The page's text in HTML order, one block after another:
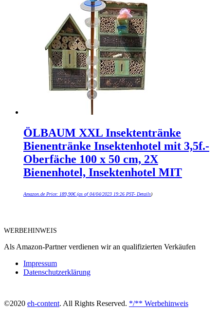
ÖLBAUM XXL Insektentränke
Bienentränke Insektenhotel mit 3,5f.-
Oberfäche 100 x 50 cm, 2X
Bienenhotel, Insektenhotel MIT
Amazon.de Price: 189,90€(as of 04/04/2023 19:26 PST- Details)
WERBEHINWEIS
Als Amazon-Partner verdienen wir an qualifizierten Verkäufen
Impressum
Datenschutzerklärung
©2020 eh-content. All Rights Reserved. */** Werbehinweis